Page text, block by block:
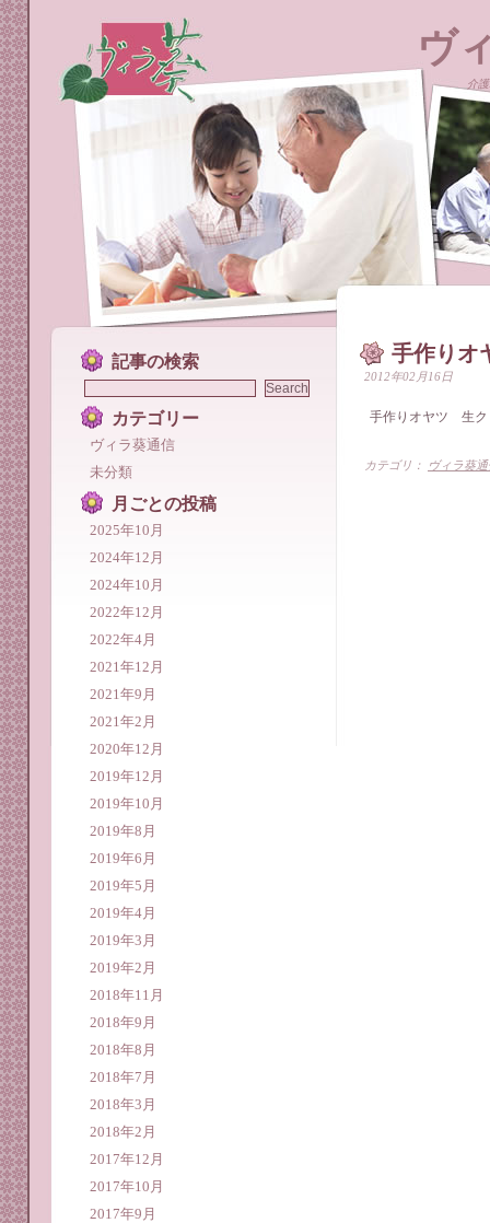
ヴ
介
手作り
2012年02月16日
手作りオヤツ 生ク
カテゴリ： ヴィラ葵通
記事の検索
カテゴリー
ヴィラ葵通信
未分類
月ごとの投稿
2025年10月
2024年12月
2024年10月
2022年12月
2022年4月
2021年12月
2021年9月
2021年2月
2020年12月
2019年12月
2019年10月
2019年8月
2019年6月
2019年5月
2019年4月
2019年3月
2019年2月
2018年11月
2018年9月
2018年8月
2018年7月
2018年3月
2018年2月
2017年12月
2017年10月
2017年9月